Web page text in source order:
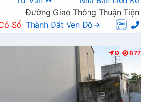
Đường Giao Thông Thuận Tiện
Sổ Thành Đất Ven Đô→
Đ 877